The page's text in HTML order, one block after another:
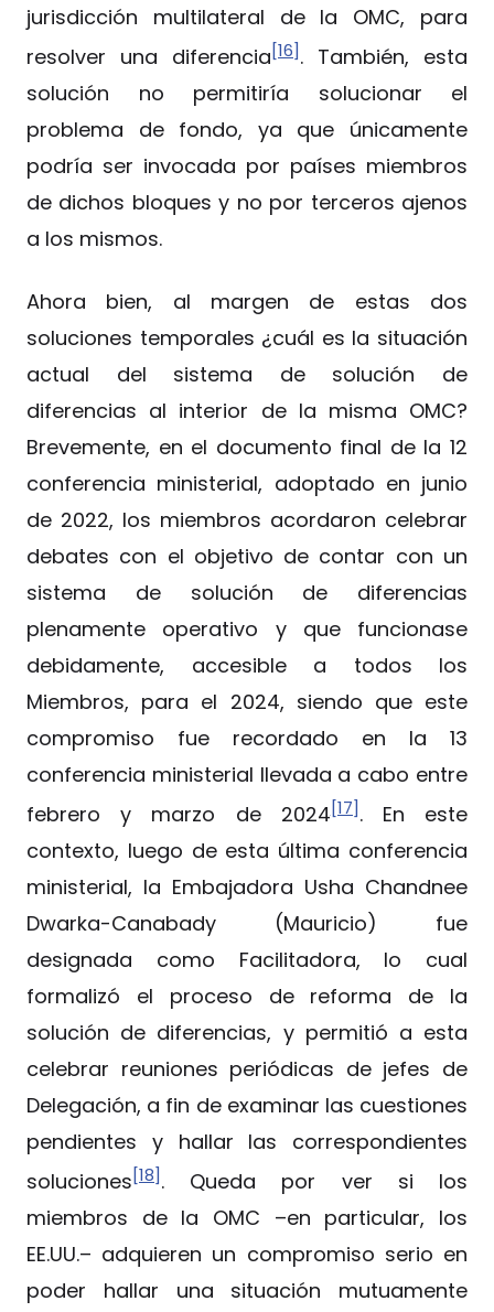
jurisdicción multilateral de la OMC, para
resolver una diferencia[16]. También, esta
solución no permitiría solucionar el
problema de fondo, ya que únicamente
podría ser invocada por países miembros
de dichos bloques y no por terceros ajenos
a los mismos.
Ahora bien, al margen de estas dos
soluciones temporales ¿cuál es la situación
actual del sistema de solución de
diferencias al interior de la misma OMC?
Brevemente, en el documento final de la 12
conferencia ministerial, adoptado en junio
de 2022, los miembros acordaron celebrar
debates con el objetivo de contar con un
sistema de solución de diferencias
plenamente operativo y que funcionase
debidamente, accesible a todos los
Miembros, para el 2024, siendo que este
compromiso fue recordado en la 13
conferencia ministerial llevada a cabo entre
febrero y marzo de 2024[17]. En este
contexto, luego de esta última conferencia
ministerial, la Embajadora Usha Chandnee
Dwarka-Canabady (Mauricio) fue
designada como Facilitadora, lo cual
formalizó el proceso de reforma de la
solución de diferencias, y permitió a esta
celebrar reuniones periódicas de jefes de
Delegación, a fin de examinar las cuestiones
pendientes y hallar las correspondientes
soluciones[18]. Queda por ver si los
miembros de la OMC –en particular, los
EE.UU.– adquieren un compromiso serio en
poder hallar una situación mutuamente